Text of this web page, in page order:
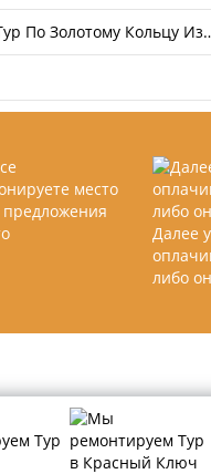
По Золотому Кольцу
Далее
либо